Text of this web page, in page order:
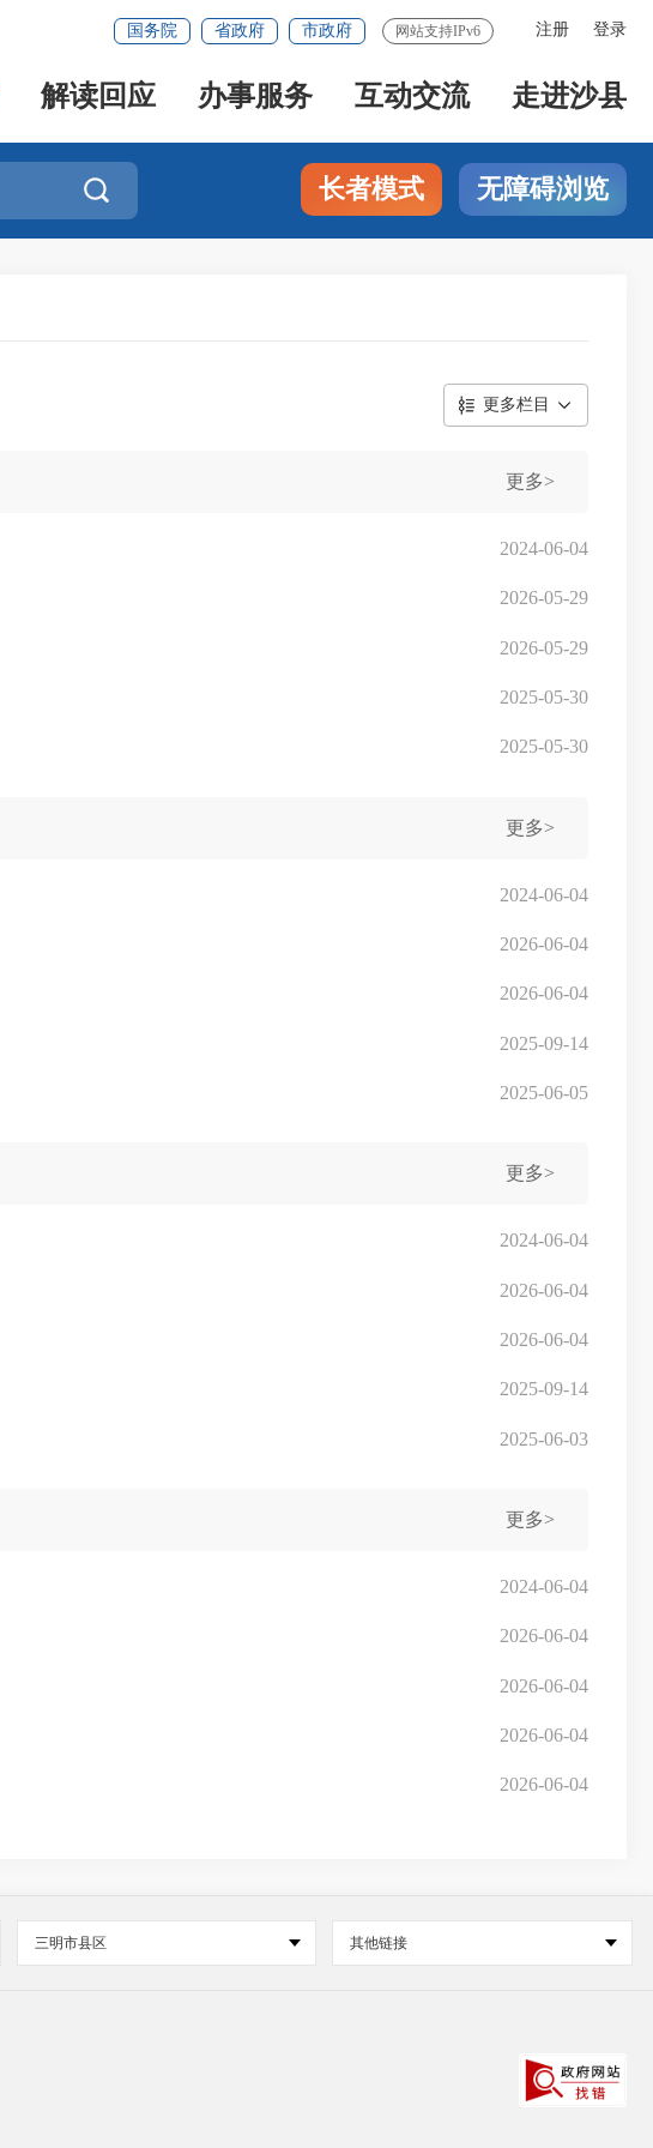
注册 登录
国务院 省政府 市政府 网站支持IPv6
解读回应 办事服务 互动交流 走进沙县
 长者模式 无障碍浏览
更多栏目
更多>
2024-06-04
2026-05-29
2026-05-29
2025-05-30
2025-05-30
更多>
2024-06-04
2026-06-04
2026-06-04
2025-09-14
2025-06-05
更多>
2024-06-04
2026-06-04
2026-06-04
2025-09-14
2025-06-03
更多>
2024-06-04
2026-06-04
2026-06-04
2026-06-04
2026-06-04
三明市县区 其他链接